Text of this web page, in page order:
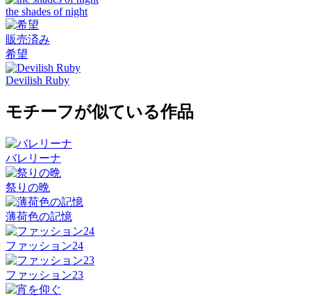
the shades of night
販売済み
希望
Devilish Ruby
モチーフが似ている作品
バレリーナ
祭りの晩
薄荷色の記憶
ファッション24
ファッション23